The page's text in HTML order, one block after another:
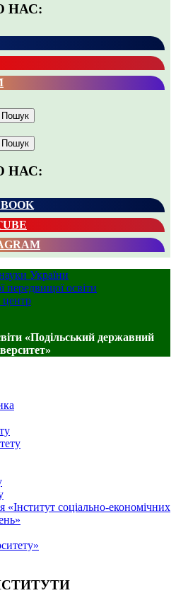
НАС:
Пошук
Пошук
НАС:
України
освіти
«Подільський державний
«Інститут соціально-економічних